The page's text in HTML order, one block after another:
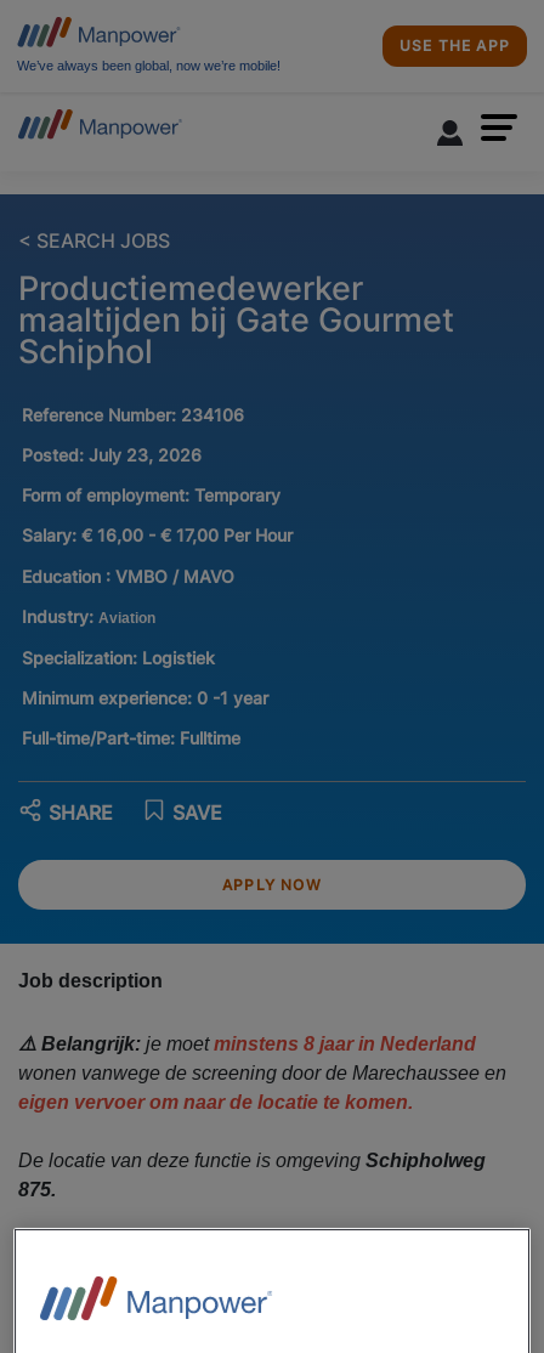
We’ve always been global, now we’re mobile!
USE THE APP
< SEARCH JOBS
Productiemedewerker
maaltijden bij Gate Gourmet
Schiphol
Reference Number: 234106
Posted: July 23, 2026
Form of employment: Temporary
Salary: € 16,00 - € 17,00 Per Hour
Education : VMBO / MAVO
Industry: Aviation
Specialization: Logistiek
Minimum experience: 0 -1 year
Full-time/Part-time: Fulltime
APPLY NOW
SAVE
SHARE
Job description
⚠️ Belangrijk: je moet minstens 8 jaar in Nederland
wonen vanwege de screening door de Marechaussee en
eigen vervoer om naar de locatie te komen.
De locatie van deze functie is omgeving Schipholweg
875.
bijdragen aan maaltijden voor passagiers wereldwijd? Als
productiemedewerker verdien je € 16,24 per uur (incl.